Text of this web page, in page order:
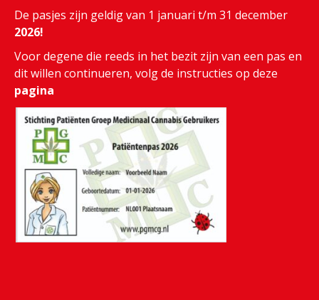
De pasjes zijn geldig van 1 januari t/m 31 december
2026!
Voor degene die reeds in het bezit zijn van een pas en
dit willen continueren, volg de instructies op deze
pagina